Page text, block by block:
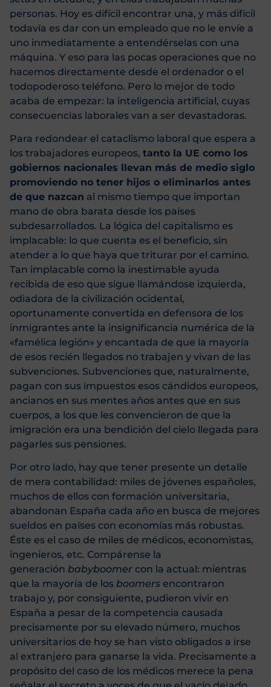
personas. Hoy es difícil encontrar una, y más difícil
todavía es dar con un empleado que no le envíe a
uno inmediatamente a entendérselas con una
máquina. Y eso para las pocas operaciones que no
hacemos directamente desde el ordenador o el
todopoderoso teléfono. Pero lo mejor de todo
acaba de empezar: la inteligencia artificial, cuyas
consecuencias laborales van a ser devastadoras.
Para redondear el cataclismo laboral que espera a
los trabajadores europeos, tanto la UE como los
gobiernos nacionales llevan más de medio siglo
promoviendo no tener hijos o eliminarlos antes
de que nazcan al mismo tiempo que importan
mano de obra barata desde los países
subdesarrollados. La lógica del capitalismo es
implacable: lo que cuenta es el beneficio, sin
atender a lo que haya que triturar por el camino.
Tan implacable como la inestimable ayuda
recibida de eso que sigue llamándose izquierda,
odiadora de la civilización ocidental,
oportunamente convertida en defensora de los
inmigrantes ante la insignificancia numérica de la
«famélica legión» y encantada de que la mayoría
de esos recién llegados no trabajen y vivan de las
subvenciones. Subvenciones que, naturalmente,
pagan con sus impuestos esos cándidos europeos,
ancianos en sus mentes años antes que en sus
cuerpos, a los que les convencieron de que la
imigración era una bendición del cielo llegada para
pagarles sus pensiones.
Por otro lado, hay que tener presente un detalle
de mera contabilidad: miles de jóvenes españoles,
muchos de ellos con formación universitaria,
abandonan España cada año en busca de mejores
sueldos en países con economías más robustas.
Éste es el caso de miles de médicos, economistas,
ingenieros, etc. Compárense la
generación babyboomer con la actual: mientras
que la mayoría de los boomers encontraron
trabajo y, por consiguiente, pudieron vivir en
España a pesar de la competencia causada
precisamente por su elevado número, muchos
universitarios de hoy se han visto obligados a irse
al extranjero para ganarse la vida. Precisamente a
propósito del caso de los médicos merece la pena